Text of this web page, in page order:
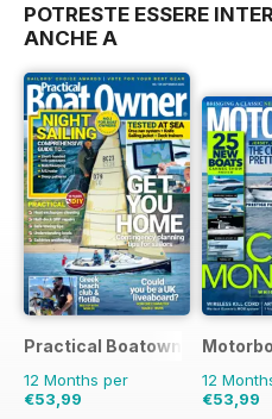
POTRESTE ESSERE
ANCHE A
Practical Boatowner
12 Months per
€53,99
12
€53,99